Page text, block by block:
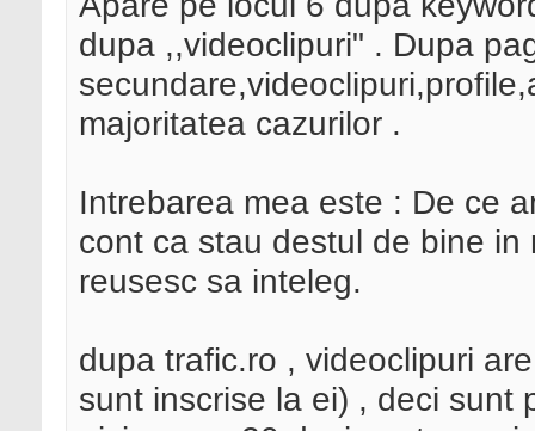
dupa ,,videoclipuri" . Dupa
majoritatea cazurilor .
Intrebarea mea este : De ce
cont ca stau destul de bine
reusesc sa inteleg.
dupa trafic.ro , videoclipuri
sunt inscrise la ei) , deci sunt